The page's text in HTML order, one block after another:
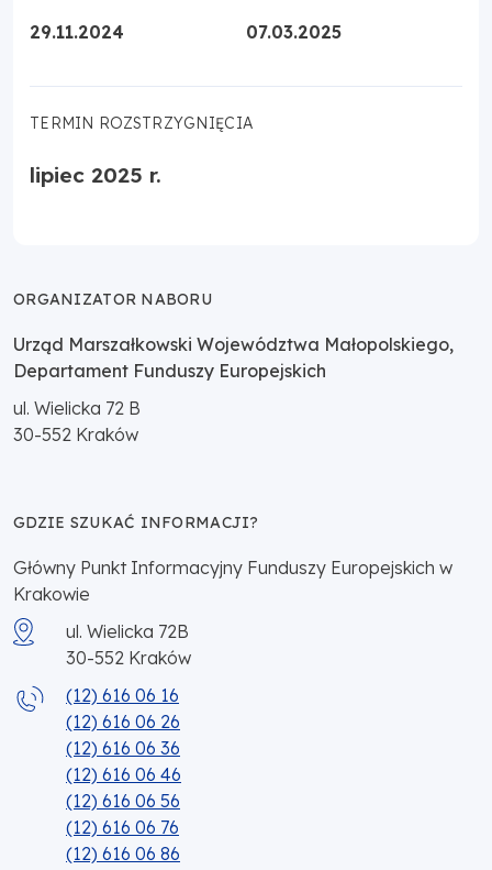
29.11.2024 07.03.2025
TERMIN ROZSTRZYGNIĘCIA
lipiec 2025 r.
ORGANIZATOR NABORU
Urząd Marszałkowski Województwa Małopolskiego,
Departament Funduszy Europejskich
ul. Wielicka 72 B
30-552 Kraków
GDZIE SZUKAĆ INFORMACJI?
Główny Punkt Informacyjny Funduszy Europejskich w
Krakowie
ul. Wielicka 72B
30-552 Kraków
(12) 616 06 16
(12) 616 06 26
(12) 616 06 36
(12) 616 06 46
(12) 616 06 56
(12) 616 06 76
(12) 616 06 86